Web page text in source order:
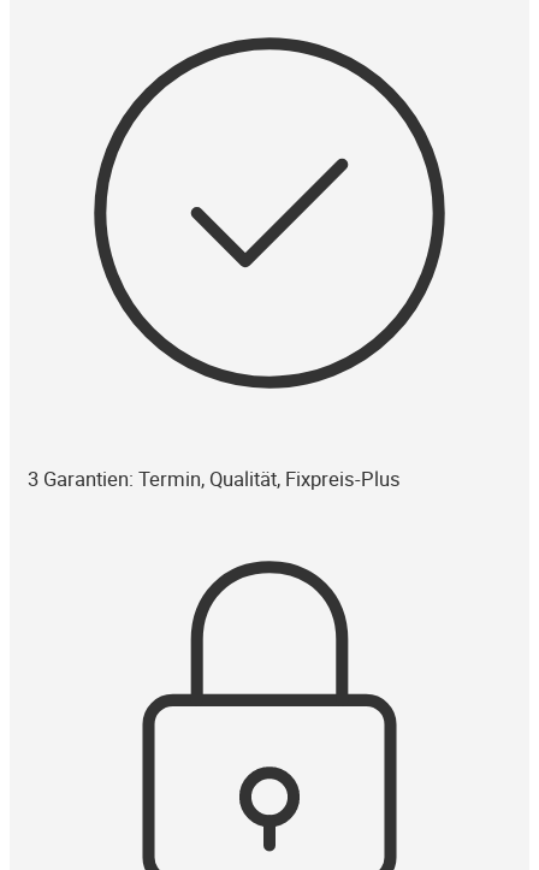
3 Garantien: Termin, Qualität, Fixpreis-Plus